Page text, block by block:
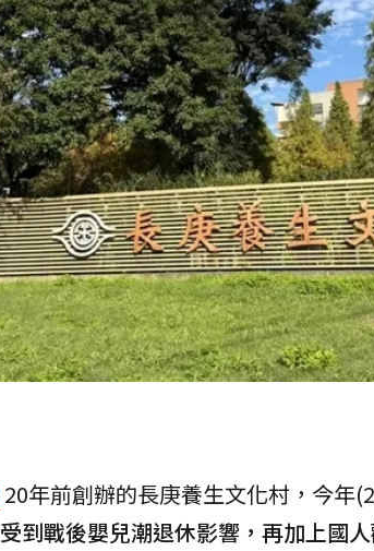
20年前創辦的長庚養生文化村，今年
受到戰後嬰兒潮退休影響，再加上國